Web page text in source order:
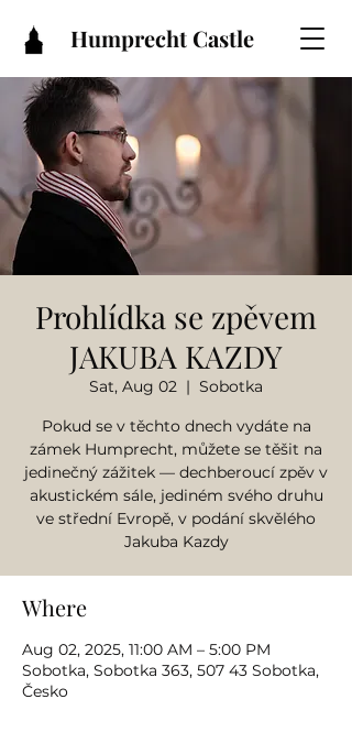
Humprecht Castle
Prohlídka se zpěvem
JAKUBA KAZDY
Sat, Aug 02
  |
Sobotka
Pokud se v těchto dnech vydáte na
zámek Humprecht, můžete se těšit na
jedinečný zážitek — dechberoucí zpěv v
akustickém sále, jediném svého druhu
ve střední Evropě, v podání skvělého
Jakuba Kazdy
Where
Aug 02, 2025, 11:00 AM – 5:00 PM
Sobotka, Sobotka 363, 507 43 Sobotka,
Česko